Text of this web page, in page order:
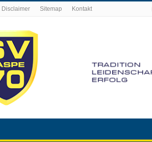
Disclaimer Sitemap Kontakt